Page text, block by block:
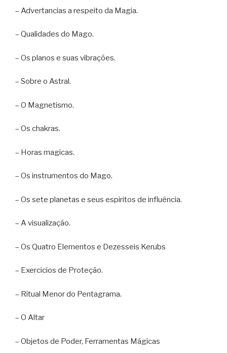
– Advertancias a respeito da Magia.
– Qualidades do Mago.
– Os planos e suas vibrações.
– Sobre o Astral.
– O Magnetismo.
– Os chakras.
– Horas magicas.
– Os instrumentos do Mago.
– Os sete planetas e seus espiritos de influência.
– A visualização.
– Os Quatro Elementos e Dezesseis Kerubs
– Exercicios de Proteção.
– Ritual Menor do Pentagrama.
– O Altar
– Objetos de Poder, Ferramentas Mágicas